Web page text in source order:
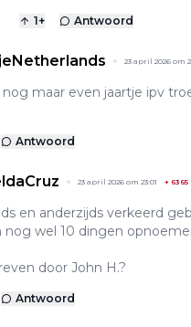
1+ Antwoord
23 april 2026 om
maar even jaartje ipv
Antwoord
23 april 2026 om 23:01 + 6365
en anderzijds verkeerd
nog wel 10 dingen
door John H.?
Antwoord